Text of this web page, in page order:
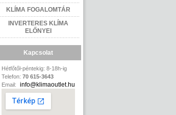
KLÍMA FOGALOMTÁR
INVERTERES KLÍMA
ELŐNYEI
Kapcsolat
Hétfőtől-péntekig: 8-18h-ig
Telefon: 70 615-3643
Email: info@klimaoutlet.hu